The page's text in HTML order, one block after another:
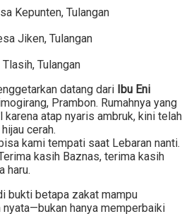
Kepunten, Tulangan
Jiken, Tulangan
Tulangan
datang dari Ibu Eni
Prambon. Rumahnya yang
atap nyaris ambruk, kini telah
cerah.
kami tempati saat Lebaran nanti.
kasih Baznas, terima kasih
haru.
bukti betapa zakat mampu
nyata—bukan hanya memperbaiki